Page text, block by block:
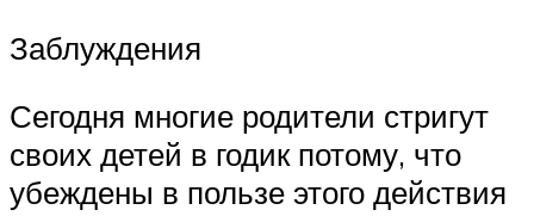
Заблуждения
Сегодня многие родители стригут
своих детей в годик потому, что
убеждены в пользе этого действия